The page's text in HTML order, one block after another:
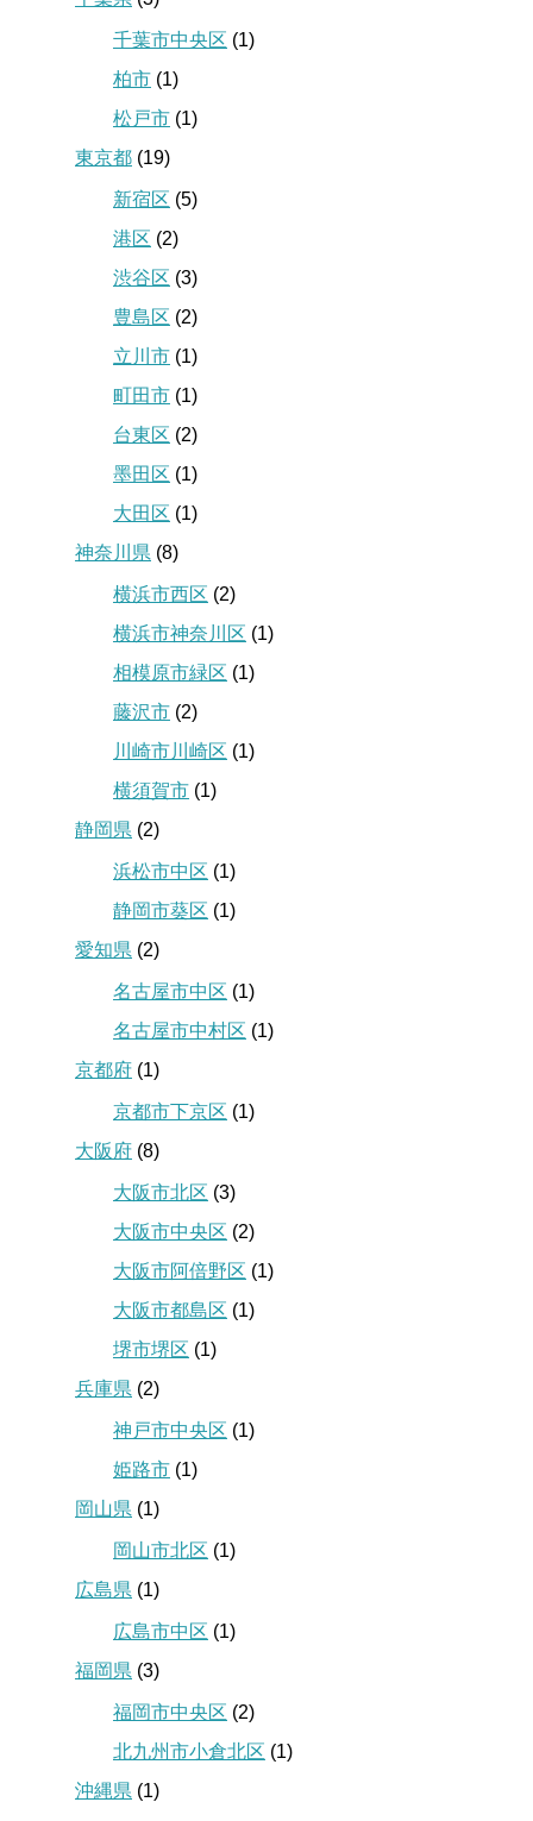
千葉市中央区 (1)
柏市 (1)
松戸市 (1)
東京都 (19)
新宿区 (5)
港区 (2)
渋谷区 (3)
豊島区 (2)
立川市 (1)
町田市 (1)
台東区 (2)
墨田区 (1)
大田区 (1)
神奈川県 (8)
横浜市西区 (2)
横浜市神奈川区 (1)
相模原市緑区 (1)
藤沢市 (2)
川崎市川崎区 (1)
横須賀市 (1)
静岡県 (2)
浜松市中区 (1)
静岡市葵区 (1)
愛知県 (2)
名古屋市中区 (1)
名古屋市中村区 (1)
京都府 (1)
京都市下京区 (1)
大阪府 (8)
大阪市北区 (3)
大阪市中央区 (2)
大阪市阿倍野区 (1)
大阪市都島区 (1)
堺市堺区 (1)
兵庫県 (2)
神戸市中央区 (1)
姫路市 (1)
岡山県 (1)
岡山市北区 (1)
広島県 (1)
広島市中区 (1)
福岡県 (3)
福岡市中央区 (2)
北九州市小倉北区 (1)
沖縄県 (1)